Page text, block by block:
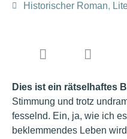
Historischer Roman,
Dies ist ein rätselhaftes
Stimmung und trotz
fesselnd. Ein, ja, wie ich
beklemmendes Leben